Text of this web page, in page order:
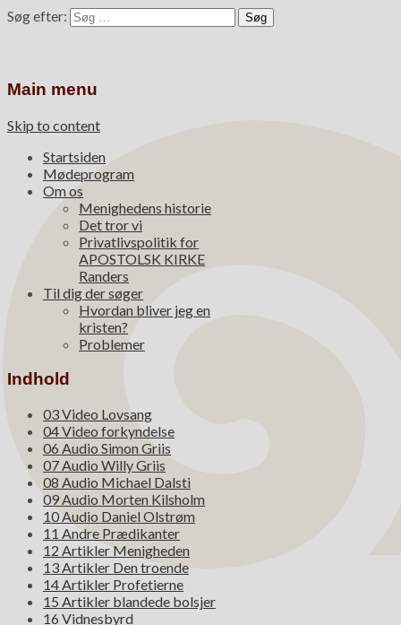
Søg efter:
Main menu
Skip to content
Startsiden
Mødeprogram
Om os
Menighedens historie
Det tror vi
Privatlivspolitik for
APOSTOLSK KIRKE
Randers
Til dig der søger
Hvordan bliver jeg en
kristen?
Problemer
Indhold
03 Video Lovsang
04 Video forkyndelse
06 Audio Simon Griis
07 Audio Willy Griis
08 Audio Michael Dalsti
09 Audio Morten Kilsholm
10 Audio Daniel Olstrøm
11 Andre Prædikanter
12 Artikler Menigheden
13 Artikler Den troende
14 Artikler Profetierne
15 Artikler blandede bolsjer
16 Vidnesbyrd